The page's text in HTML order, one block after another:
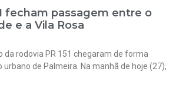
fecham passagem entre o
e a Vila Rosa
da rodovia PR 151 chegaram de forma
de Palmeira. Na manhã de hoje (27),